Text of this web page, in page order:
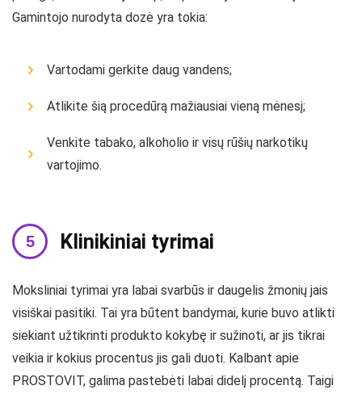
Gamintojo nurodyta dozė yra tokia:
Vartodami gerkite daug vandens;
Atlikite šią procedūrą mažiausiai vieną mėnesį;
Venkite tabako, alkoholio ir visų rūšių narkotikų
vartojimo.
Klinikiniai tyrimai
Moksliniai tyrimai yra labai svarbūs ir daugelis žmonių jais
visiškai pasitiki. Tai yra būtent bandymai, kurie buvo atlikti
siekiant užtikrinti produkto kokybę ir sužinoti, ar jis tikrai
veikia ir kokius procentus jis gali duoti. Kalbant apie
PROSTOVIT, galima pastebėti labai didelį procentą. Taigi